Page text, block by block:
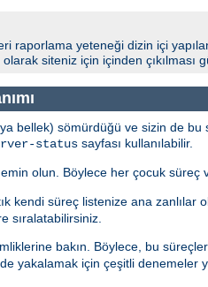
raporlama yeteneği dizin içi
siteniz için içinden
bellek) sömürdüğü ve sizin de
status sayfası kullanılabilir.
emin olun. Böylece her çocuk
kendi süreç listenize ana
sıralatabilirsiniz.
bakın. Böylece, bu
yakalamak için çeşitli denemeler